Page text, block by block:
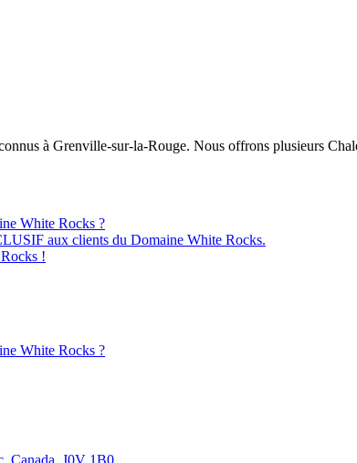
à Grenville-sur-la-Rouge. Nous offrons plusieurs
White Rocks ?
aux clients du Domaine White Rocks.
!
White Rocks ?
Canada, J0V 1B0